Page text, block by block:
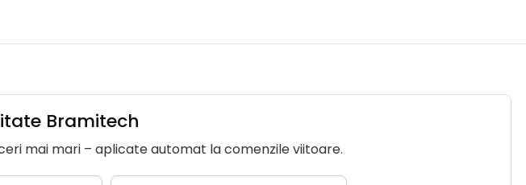
Bramitech
mai mari – aplicate automat la comenzile viitoare.